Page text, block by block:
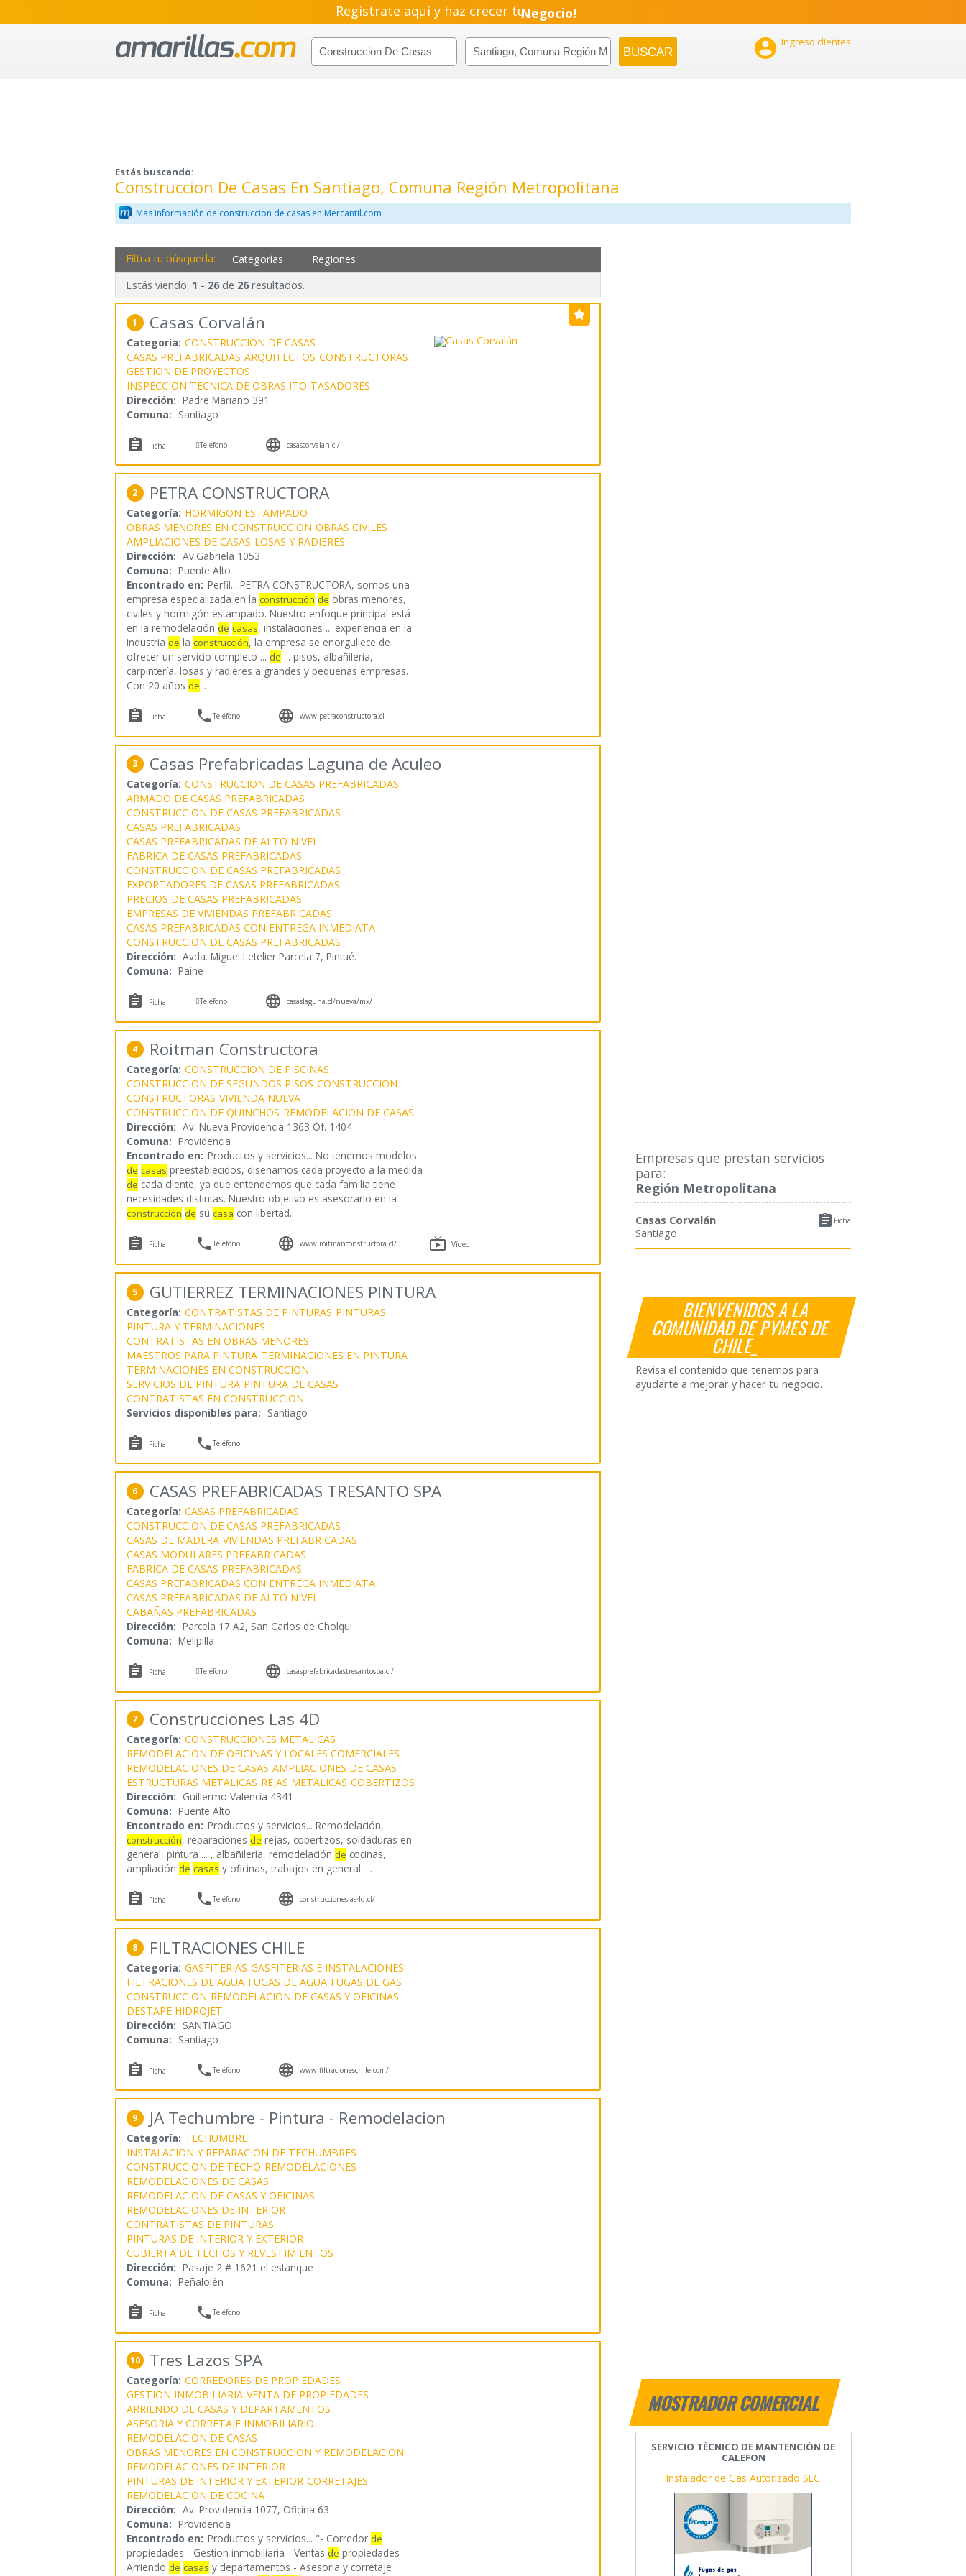
Regístrate aquí y haz crecer tuNegocio!
Pyme!
Emprendimiento!
 Ingreso clientes
Estás buscando:
Construccion De Casas En Santiago, Comuna Región Metropolitana
Mas información de construccion de casas en Mercantil.com
Empresas que prestan servicios
para:
Región Metropolitana
 Ficha
Casas Corvalán
Santiago
BIENVENIDOS A LA
COMUNIDAD DE PYMES DE
CHILE_
Revisa el contenido que tenemos para
ayudarte a mejorar y hacer tu negocio.
MOSTRADOR COMERCIAL
SERVICIO TÉCNICO DE MANTENCIÓN DE
CALEFON
Instalador de Gas Autorizado SEC
Filtra tu búsqueda: Categorías Regiones
Estás viendo: 1 - 26de 26resultados.
1 Casas Corvalán
Categoría: CONSTRUCCION DE CASAS
CASAS PREFABRICADAS ARQUITECTOS CONSTRUCTORAS
GESTION DE PROYECTOS
INSPECCION TECNICA DE OBRAS ITO TASADORES
Dirección: Padre Mariano 391
Comuna: Santiago
 Ficha Teléfono  casascorvalan.cl/
2 PETRA CONSTRUCTORA
Categoría: HORMIGON ESTAMPADO
OBRAS MENORES EN CONSTRUCCION OBRAS CIVILES
AMPLIACIONES DE CASAS LOSAS Y RADIERES
Dirección: Av.Gabriela 1053
Comuna: Puente Alto
Encontrado en: Perfil... PETRA CONSTRUCTORA, somos una
empresa especializada en la construcción de obras menores,
civiles y hormigón estampado. Nuestro enfoque principal está
en la remodelación de casas, instalaciones ... experiencia en la
industria de la construcción, la empresa se enorgullece de
ofrecer un servicio completo ... de ... pisos, albañilería,
carpintería, losas y radieres a grandes y pequeñas empresas.
Con 20 años de...
 Ficha Teléfono  www.petraconstructora.cl
3 Casas Prefabricadas Laguna de Aculeo
Categoría: CONSTRUCCION DE CASAS PREFABRICADAS
ARMADO DE CASAS PREFABRICADAS
CONSTRUCCION DE CASAS PREFABRICADAS
CASAS PREFABRICADAS
CASAS PREFABRICADAS DE ALTO NIVEL
FABRICA DE CASAS PREFABRICADAS
CONSTRUCCION DE CASAS PREFABRICADAS
EXPORTADORES DE CASAS PREFABRICADAS
PRECIOS DE CASAS PREFABRICADAS
EMPRESAS DE VIVIENDAS PREFABRICADAS
CASAS PREFABRICADAS CON ENTREGA INMEDIATA
CONSTRUCCION DE CASAS PREFABRICADAS
Dirección: Avda. Miguel Letelier Parcela 7, Pintué.
Comuna: Paine
 Ficha Teléfono  casaslaguna.cl/nueva/mx/
4 Roitman Constructora
Categoría: CONSTRUCCION DE PISCINAS
CONSTRUCCION DE SEGUNDOS PISOS CONSTRUCCION
CONSTRUCTORAS VIVIENDA NUEVA
CONSTRUCCION DE QUINCHOS REMODELACION DE CASAS
Dirección: Av. Nueva Providencia 1363 Of. 1404
Comuna: Providencia
Encontrado en: Productos y servicios... No tenemos modelos
de casas preestablecidos, diseñamos cada proyecto a la medida
de cada cliente, ya que entendemos que cada familia tiene
necesidades distintas. Nuestro objetivo es asesorarlo en la
construcción de su casa con libertad...
 Ficha Teléfono  www.roitmanconstructora.cl/  Vídeo
5 GUTIERREZ TERMINACIONES PINTURA
Categoría: CONTRATISTAS DE PINTURAS PINTURAS
PINTURA Y TERMINACIONES
CONTRATISTAS EN OBRAS MENORES
MAESTROS PARA PINTURA TERMINACIONES EN PINTURA
TERMINACIONES EN CONSTRUCCION
SERVICIOS DE PINTURA PINTURA DE CASAS
CONTRATISTAS EN CONSTRUCCION
Servicios disponibles para: Santiago
 Ficha Teléfono
6 CASAS PREFABRICADAS TRESANTO SPA
Categoría: CASAS PREFABRICADAS
CONSTRUCCION DE CASAS PREFABRICADAS
CASAS DE MADERA VIVIENDAS PREFABRICADAS
CASAS MODULARES PREFABRICADAS
FABRICA DE CASAS PREFABRICADAS
CASAS PREFABRICADAS CON ENTREGA INMEDIATA
CASAS PREFABRICADAS DE ALTO NIVEL
CABAÑAS PREFABRICADAS
Dirección: Parcela 17 A2, San Carlos de Cholqui
Comuna: Melipilla
 Ficha Teléfono  casasprefabricadastresantospa.cl/
7 Construcciones Las 4D
Categoría: CONSTRUCCIONES METALICAS
REMODELACION DE OFICINAS Y LOCALES COMERCIALES
REMODELACIONES DE CASAS AMPLIACIONES DE CASAS
ESTRUCTURAS METALICAS REJAS METALICAS COBERTIZOS
Dirección: Guillermo Valencia 4341
Comuna: Puente Alto
Encontrado en: Productos y servicios... Remodelación,
construcción, reparaciones de rejas, cobertizos, soldaduras en
general, pintura ... , albañilería, remodelación de cocinas,
ampliación de casas y oficinas, trabajos en general. ...
 Ficha Teléfono  construccioneslas4d.cl/
8 FILTRACIONES CHILE
Categoría: GASFITERIAS GASFITERIAS E INSTALACIONES
FILTRACIONES DE AGUA FUGAS DE AGUA FUGAS DE GAS
CONSTRUCCION REMODELACION DE CASAS Y OFICINAS
DESTAPE HIDROJET
Dirección: SANTIAGO
Comuna: Santiago
 Ficha Teléfono  www.filtracioneschile.com/
9 JA Techumbre - Pintura - Remodelacion
Categoría: TECHUMBRE
INSTALACION Y REPARACION DE TECHUMBRES
CONSTRUCCION DE TECHO REMODELACIONES
REMODELACIONES DE CASAS
REMODELACION DE CASAS Y OFICINAS
REMODELACIONES DE INTERIOR
CONTRATISTAS DE PINTURAS
PINTURAS DE INTERIOR Y EXTERIOR
CUBIERTA DE TECHOS Y REVESTIMIENTOS
Dirección: Pasaje 2 # 1621 el estanque
Comuna: Peñalolén
 Ficha Teléfono
10 Tres Lazos SPA
Categoría: CORREDORES DE PROPIEDADES
GESTION INMOBILIARIA VENTA DE PROPIEDADES
ARRIENDO DE CASAS Y DEPARTAMENTOS
ASESORIA Y CORRETAJE INMOBILIARIO
REMODELACION DE CASAS
OBRAS MENORES EN CONSTRUCCION Y REMODELACION
REMODELACIONES DE INTERIOR
PINTURAS DE INTERIOR Y EXTERIOR CORRETAJES
REMODELACION DE COCINA
Dirección: Av. Providencia 1077, Oficina 63
Comuna: Providencia
Encontrado en: Productos y servicios... "- Corredor de
propiedades - Gestion inmobiliaria - Ventas de propiedades -
Arriendo de casas y departamentos - Asesoria y corretaje